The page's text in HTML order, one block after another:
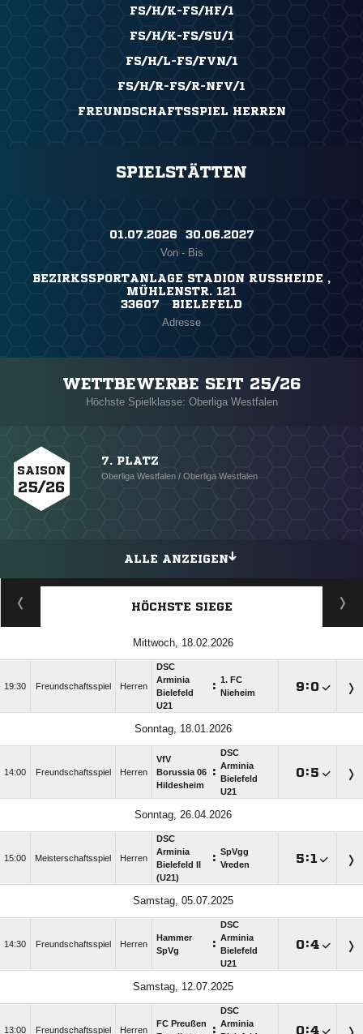
FS/H/K-FS/HF/1
FS/H/K-FS/SU/1
FS/H/L-FS/FVN/1
FS/H/R-FS/R-NFV/1
FREUNDSCHAFTSSPIEL HERREN
SPIELSTÄTTEN
01.07.2026 ​ 30.06.2027
Von - Bis
BEZIRKSSPORTANLAGE STADION RUSSHEIDE ,
MÜHLENSTR. 121
33607 BIELEFELD
Adresse
WETTBEWERBE SEIT 25/26
Höchste Spielklasse: Oberliga Westfalen
SAISON
25/26
7. PLATZ
Oberliga Westfalen / Oberliga Westfalen
ALLE ANZEIGEN
HÖCHSTE SIEGE
Mittwoch, 18.02.2026
19:30 Freundschaftsspiel Herren
DSC
Arminia
Bielefeld
U21
: 1. FC
Nieheim
:
Sonntag, 18.01.2026
14:00 Freundschaftsspiel Herren
VfV
Borussia 06
Hildesheim
:
DSC
Arminia
Bielefeld
U21
:
Sonntag, 26.04.2026
15:00 Meisterschaftsspiel Herren
DSC
Arminia
Bielefeld II
(U21)
: SpVgg
Vreden
:
Samstag, 05.07.2025
14:30 Freundschaftsspiel Herren
Hammer
SpVg
:
DSC
Arminia
Bielefeld
U21
:
Samstag, 12.07.2025
13:00 Freundschaftsspiel Herren
FC Preußen
:
DSC
Arminia
: